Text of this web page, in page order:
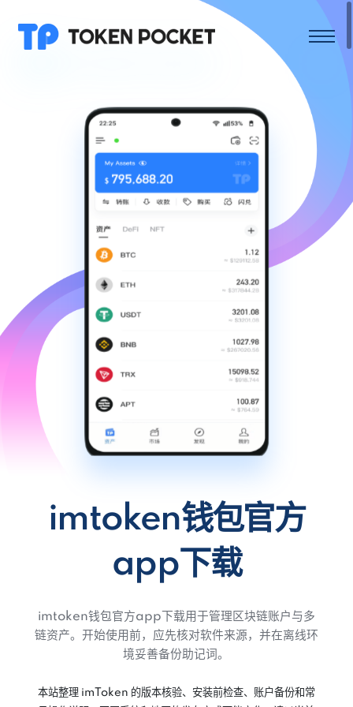
imtoken钱包官方
app下载
imtoken钱包官方app下载用于管理区块链账户与多
链资产。开始使用前，应先核对软件来源，并在离线环
境妥善备份助记词。
本站整理 imToken 的版本核验、安装前检查、账户备份和常